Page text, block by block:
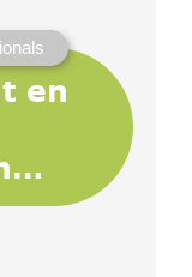
en
i